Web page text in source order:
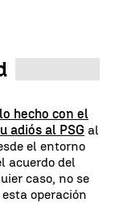
hecho con el
adiós al PSG al
el entorno
acuerdo del
caso, no se
operación